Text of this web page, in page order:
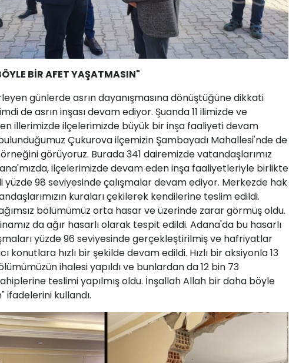
BİR AFET YAŞATMASIN"
günlerde asrın dayanışmasına dönüştüğüne dikkati
de asrın inşası devam ediyor. Şuanda 11 ilimizde ve
illerimizde ilçelerimizde büyük bir inşa faaliyeti devam
Çukurova ilçemizin Şambayadı Mahallesi'nde de
görüyoruz. Burada 341 dairemizde vatandaşlarımız
ilçelerimizde devam eden inşa faaliyetleriyle birlikte
yüzde 98 seviyesinde çalışmalar devam ediyor. Merkezde hak
kuraları çekilerek kendilerine teslim edildi.
bölümümüz orta hasar ve üzerinde zarar görmüş oldu.
da ağır hasarlı olarak tespit edildi. Adana'da bu hasarlı
yüzde 96 seviyesinde gerçekleştirilmiş ve hafriyatlar
konutlara hızlı bir şekilde devam edildi. Hızlı bir aksiyonla 13
ihalesi yapıldı ve bunlardan da 12 bin 73
teslimi yapılmış oldu. İnşallah Allah bir daha böyle
ifadelerini kullandı.